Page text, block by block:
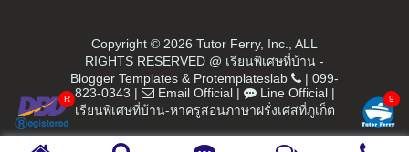
Copyright © 2026 Tutor Ferry, Inc., ALL
RIGHTS RESERVED @ เรียนพิเศษที่บ้าน -
Blogger Templates & Protemplateslab | 099-
823-0343 | Email Official| Line Official|
เรียนพิเศษที่บ้าน-หาครูสอนภาษาฝรั่งเศสที่ภูเก็ต